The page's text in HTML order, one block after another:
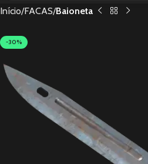
Início FACAS Baioneta
-30%